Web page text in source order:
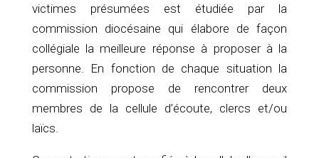
victimes présumées est étudiée par la
commission diocésaine qui élabore de façon
collégiale la meilleure réponse à proposer à la
personne. En fonction de chaque situation la
commission propose de rencontrer deux
membres de la cellule d’écoute, clercs et/ou
laïcs.